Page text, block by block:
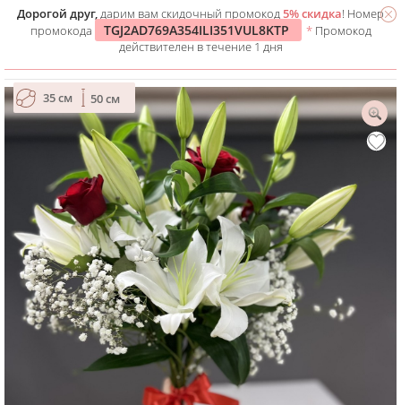
Дорогой друг,дарим вам скидочный промокод5% скидка! Номер
промокода
TGJ2AD769A354ILI351VUL8KTP * Промокод
действителен в течение 1 дня
35 см 50 см